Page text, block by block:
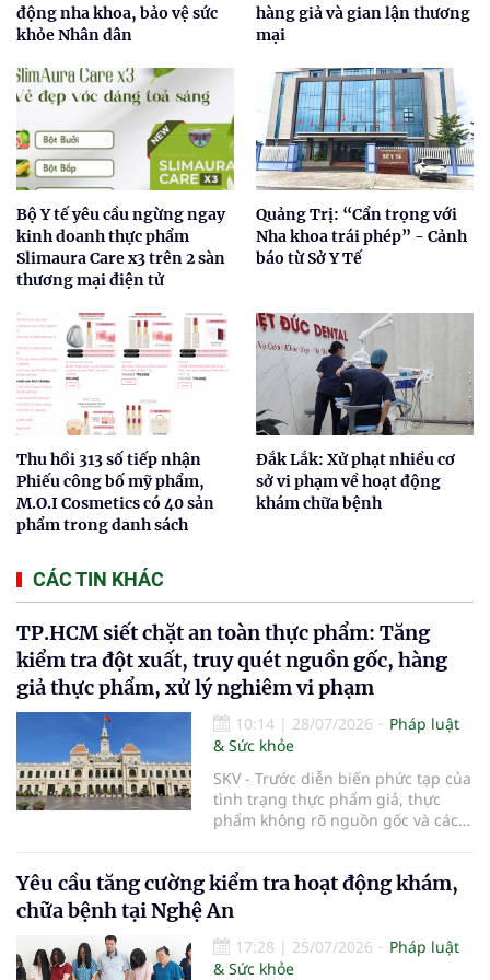
động nha khoa, bảo vệ sức
khỏe Nhân dân
hàng giả và gian lận thương
mại
Bộ Y tế yêu cầu ngừng ngay
kinh doanh thực phẩm
Slimaura Care x3 trên 2 sàn
thương mại điện tử
Quảng Trị: “Cẩn trọng với
Nha khoa trái phép” - Cảnh
báo từ Sở Y Tế
Thu hồi 313 số tiếp nhận
Phiếu công bố mỹ phẩm,
M.O.I Cosmetics có 40 sản
phẩm trong danh sách
Đắk Lắk: Xử phạt nhiều cơ
sở vi phạm về hoạt động
khám chữa bệnh
CÁC TIN KHÁC
TP.HCM siết chặt an toàn thực phẩm: Tăng
kiểm tra đột xuất, truy quét nguồn gốc, hàng
giả thực phẩm, xử lý nghiêm vi phạm
10:14 | 28/07/2026
Pháp luật
& Sức khỏe
SKV - Trước diễn biến phức tạp của
tình trạng thực phẩm giả, thực
phẩm không rõ nguồn gốc và các
kế hoạch tăng cường bảo đảm an
toàn thực phẩm trên địa bàn năm
2026. Thành phố sẽ đẩy mạnh
thanh tra, kiểm tra đột xuất, siết
chặt quản lý tại các chợ đầu mối,
Yêu cầu tăng cường kiểm tra hoạt động khám,
chữa bệnh tại Nghệ An
17:28 | 25/07/2026
Pháp luật
& Sức khỏe